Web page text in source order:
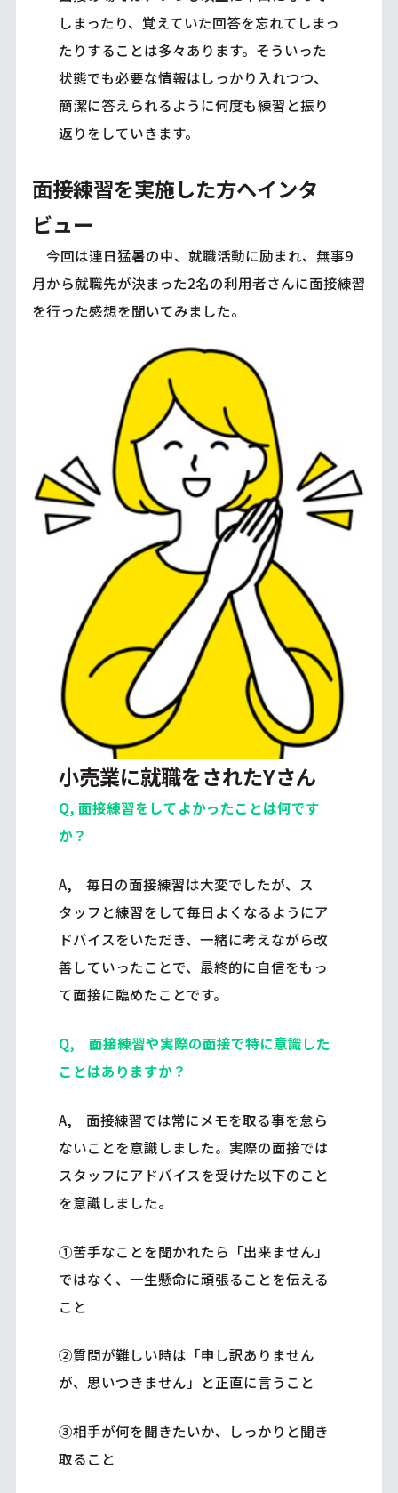
しまったり、覚えていた回答を忘れてしまっ
たりすることは多々あります。そういった
状態でも必要な情報はしっかり入れつつ、
簡潔に答えられるように何度も練習と振り
返りをしていきます。
面接練習を実施した方へインタ
ビュー
今回は連日猛暑の中、就職活動に励まれ、無事9
月から就職先が決まった2名の利用者さんに面接練習
を行った感想を聞いてみました。
小売業に就職をされたYさん
Q, 面接練習をしてよかったことは何です
か？
A, 毎日の面接練習は大変でしたが、ス
タッフと練習をして毎日よくなるようにア
ドバイスをいただき、一緒に考えながら改
善していったことで、最終的に自信をもっ
て面接に臨めたことです。
Q, 面接練習や実際の面接で特に意識した
ことはありますか？
A, 面接練習では常にメモを取る事を怠ら
ないことを意識しました。実際の面接では
スタッフにアドバイスを受けた以下のこと
を意識しました。
①苦手なことを聞かれたら「出来ません」
ではなく、一生懸命に頑張ることを伝える
こと
②質問が難しい時は「申し訳ありません
が、思いつきません」と正直に言うこと
③相手が何を聞きたいか、しっかりと聞き
取ること